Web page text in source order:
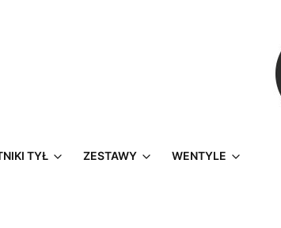
TYŁ ZESTAWY WENTYLE